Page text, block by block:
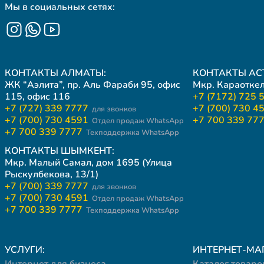
Мы в социальных сетях:
КОНТАКТЫ АЛМАТЫ:
ЖК “Аэлита”, пр. Аль Фараби 95, офис
115, офис 116
+7 (727) 339 7777 для звонков
+7 (700) 730 4591 Отдел продаж WhatsApp
+7 700 339 7777 Техподдержка WhatsApp
КОНТАКТЫ
Мкр.
+7 (7172) 725
+7 (700) 730
+7 700 339
КОНТАКТЫ ШЫМКЕНТ:
Мкр. Малый Самал, дом 1695 (Улица
Рыскулбекова, 13/1)
+7 (700) 339 7777 для звонков
+7 (700) 730 4591 Отдел продаж WhatsApp
+7 700 339 7777 Техподдержка WhatsApp
УСЛУГИ:
ИНТЕРНЕТ-